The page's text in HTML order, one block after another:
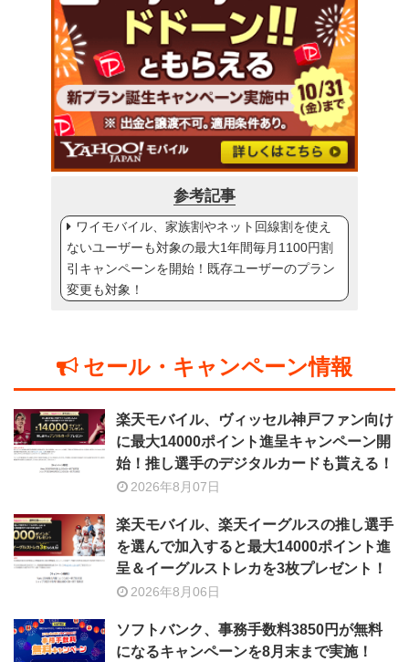
参考記事
ワイモバイル、家族割やネット回線割を使え
ないユーザーも対象の最大1年間毎月1100円割
引キャンペーンを開始！既存ユーザーのプラン
変更も対象！
セール・キャンペーン情報
楽天モバイル、ヴィッセル神戸ファン向け
に最大14000ポイント進呈キャンペーン開
始！推し選手のデジタルカードも貰える！
2026年8月07日
楽天モバイル、楽天イーグルスの推し選手
を選んで加入すると最大14000ポイント進
呈＆イーグルストレカを3枚プレゼント！
2026年8月06日
ソフトバンク、事務手数料3850円が無料
になるキャンペーンを8月末まで実施！